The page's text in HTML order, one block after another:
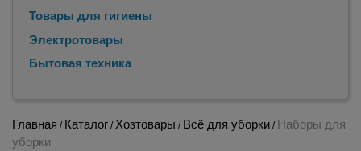
Товары для гигиены
Электротовары
Бытовая техника
Главная / Каталог / Хозтовары / Всё для уборки / Наборы для
уборки